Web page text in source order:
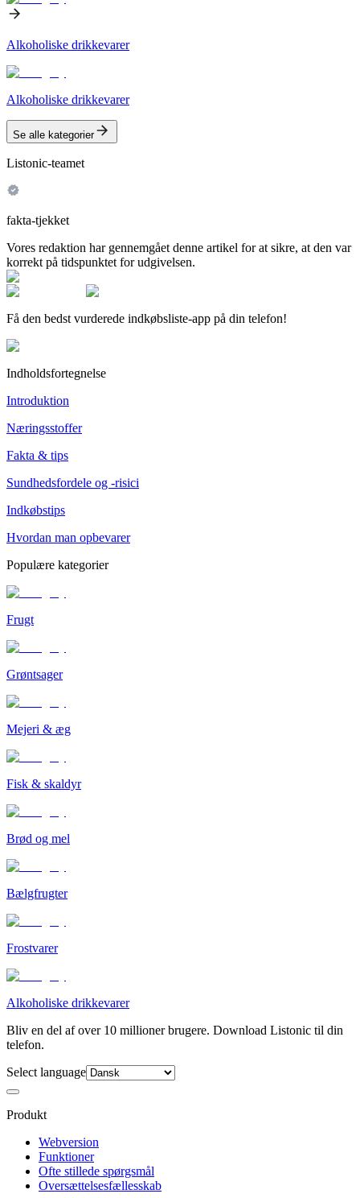
Alkoholiske drikkevarer
Alkoholiske drikkevarer
Se alle kategorier
Listonic-teamet
fakta-tjekket
Vores redaktion har gennemgået denne artikel for at sikre, at den var
korrekt på tidspunktet for udgivelsen.
Få den bedst vurderede indkøbsliste-app på din telefon!
Indholdsfortegnelse
Introduktion
Næringsstoffer
Fakta & tips
Sundhedsfordele og -risici
Indkøbstips
Hvordan man opbevarer
Populære kategorier
Frugt
Grøntsager
Mejeri & æg
Fisk & skaldyr
Brød og mel
Bælgfrugter
Frostvarer
Alkoholiske drikkevarer
Bliv en del af over 10 millioner brugere. Download Listonic til din
telefon.
Select language
Produkt
Webversion
Funktioner
Ofte stillede spørgsmål
Oversættelsesfællesskab